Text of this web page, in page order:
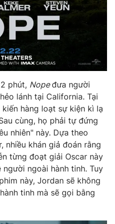
VTV8
English
hình Việt Nam
điện tử số 483/GP-BTTTT
phút, Nopeđưa người
lánh tại California. Tại
hàng loạt sự kiện kì lạ
cùng, họ phải tự đứng
nhiên" này. Dựa theo
nhiều khán giả đoán rằng
từng đoạt giải Oscar này
ngoài hành tinh. Tuy
này, Jordan sẽ không
tinh mà sẽ gọi bằng